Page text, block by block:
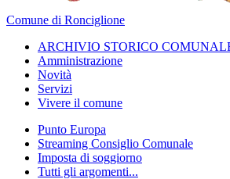
Comune di Ronciglione
ARCHIVIO STORICO
Amministrazione
Novità
Servizi
Vivere il comune
Punto Europa
Streaming Consiglio Comunale
Imposta di soggiorno
Tutti gli argomenti...